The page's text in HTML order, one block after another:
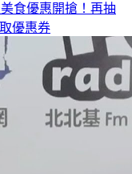
食優惠開搶！再抽
優惠券